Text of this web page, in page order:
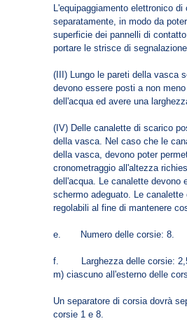
L'equipaggiamento elettronico
separatamente, in modo da
superficie dei pannelli di
portare le strisce di
(III) Lungo le pareti della vasca
devono essere posti a non
dell'acqua ed avere una
(IV) Delle canalette di scarico
della vasca. Nel caso che le
della vasca, devono poter
cronometraggio all'altezza
dell'acqua. Le canalette devono
schermo adeguato. Le
regolabili al fine di mantenere
e. Numero delle corsie: 8.
f. Larghezza delle corsie:
m) ciascuno all'esterno delle
Un separatore di corsia dovrà
corsie 1 e 8.